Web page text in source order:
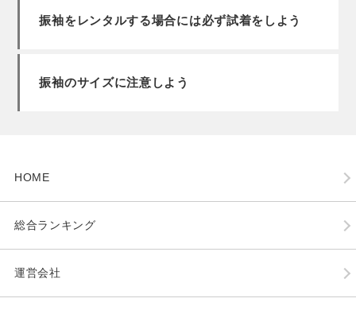
振袖をレンタルする場合には必ず試着をしよう
振袖のサイズに注意しよう
HOME
総合ランキング
運営会社